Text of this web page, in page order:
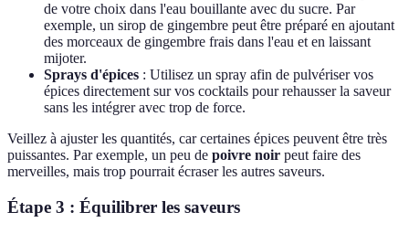
de votre choix dans l'eau bouillante avec du sucre. Par
exemple, un sirop de gingembre peut être préparé en ajoutant
des morceaux de gingembre frais dans l'eau et en laissant
mijoter.
Sprays d'épices : Utilisez un spray afin de pulvériser vos
épices directement sur vos cocktails pour rehausser la saveur
sans les intégrer avec trop de force.
Veillez à ajuster les quantités, car certaines épices peuvent être très
puissantes. Par exemple, un peu de poivre noir peut faire des
merveilles, mais trop pourrait écraser les autres saveurs.
Étape 3 : Équilibrer les saveurs